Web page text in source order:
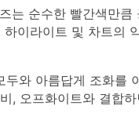
는 순수한 빨간색만큼
이라이트 및 차트의
와 아름답게 조화를
, 오프화이트와 결합